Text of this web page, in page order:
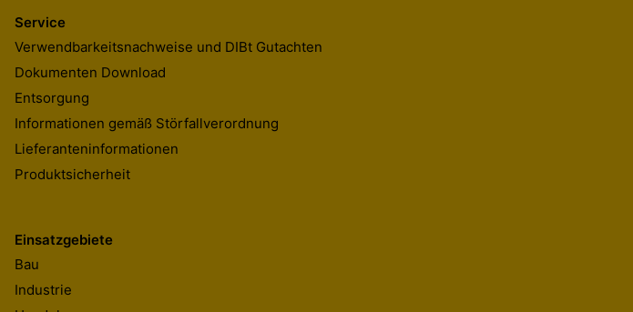
Service
Verwendbarkeitsnachweise und DIBt Gutachten
Dokumenten Download
Entsorgung
Informationen gemäß Störfallverordnung
Lieferanteninformationen
Produktsicherheit
Einsatzgebiete
Bau
Industrie